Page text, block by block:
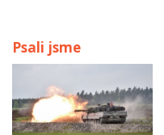
Psali jsme